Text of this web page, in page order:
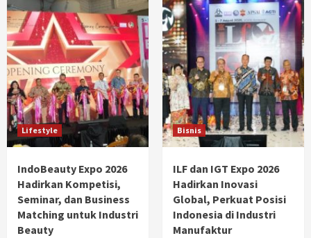
Lifestyle
IndoBeauty Expo 2026
Hadirkan Kompetisi,
Seminar, dan Business
Matching untuk Industri
Beauty
Bisnis
ILF dan IGT Expo 2026
Hadirkan Inovasi
Global, Perkuat Posisi
Indonesia di Industri
Manufaktur